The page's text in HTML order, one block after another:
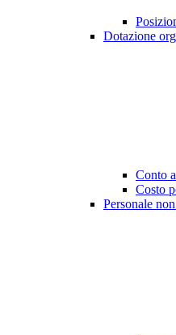
Dotazione
Conto
Costo
Personale